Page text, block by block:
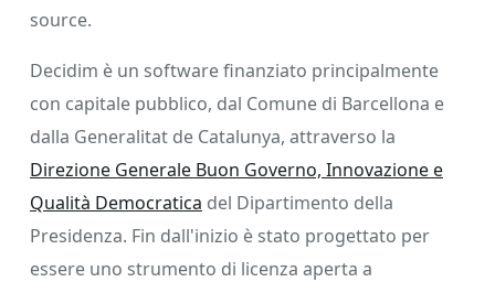
source.
Decidim è un software finanziato principalmente
con capitale pubblico, dal Comune di Barcellona e
dalla Generalitat de Catalunya, attraverso la
Direzione Generale Buon Governo, Innovazione e
Qualità Democratica del Dipartimento della
Presidenza. Fin dall'inizio è stato progettato per
essere uno strumento di licenza aperta a